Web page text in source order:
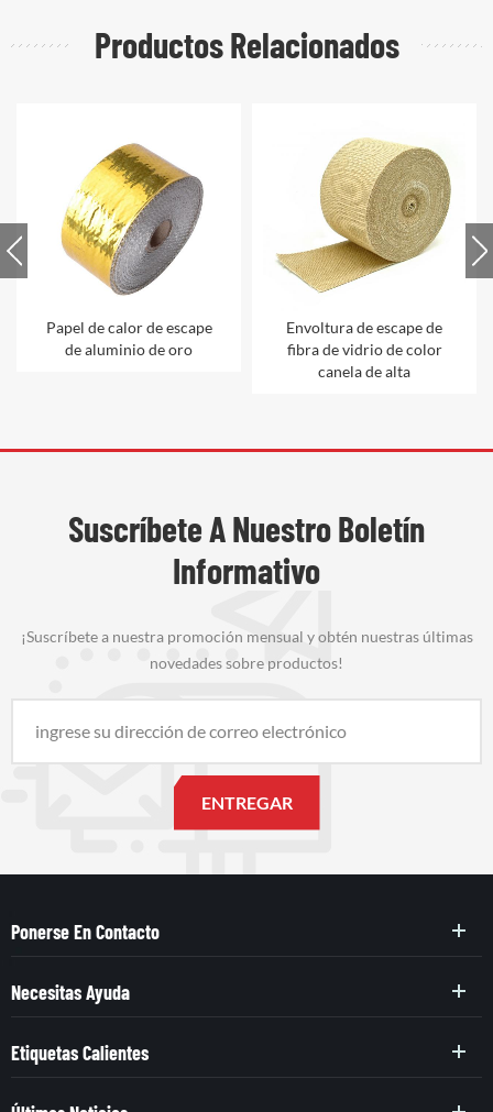
Productos Relacionados
Papel de calor de escape
de aluminio de oro
Envoltura de escape de
fibra de vidrio de color
canela de alta
Suscríbete A Nuestro Boletín
Informativo
¡Suscríbete a nuestra promoción mensual y obtén nuestras últimas
novedades sobre productos!
Ponerse En Contacto
Necesitas Ayuda
Etiquetas Calientes